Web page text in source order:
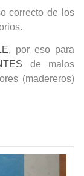
correcto de los
, por eso para
de malos
(madereros)